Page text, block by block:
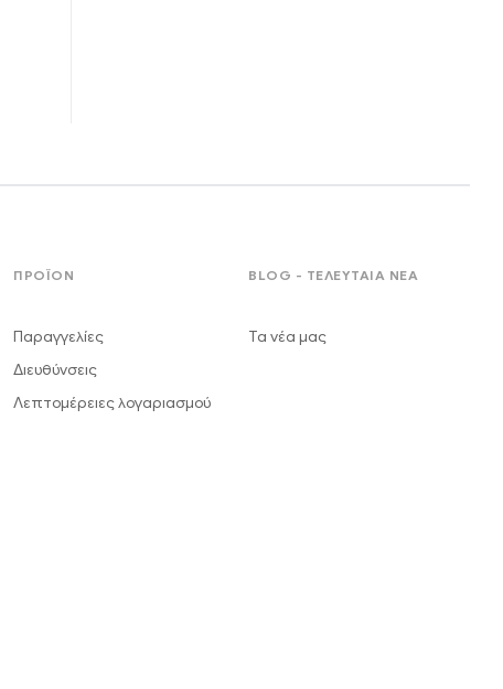
ΠΡΟΪΟΝ
Παραγγελίες
Διευθύνσεις
Λεπτομέρειες λογαριασμού
BLOG - ΤΕΛΕΥΤΑΙΑ ΝΕΑ
Τα νέα μας